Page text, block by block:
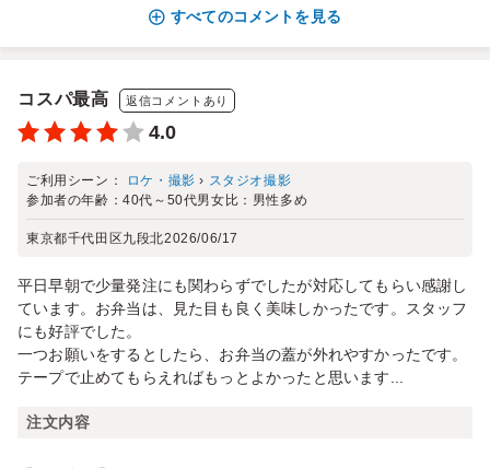
すべてのコメントを見る
コスパ最高 返信コメントあり
4.0
ご利用シーン： ロケ・撮影 › スタジオ撮影
参加者の年齢：40代～50代男女比： 男性多め
東京都千代田区九段北2026/06/17
平日早朝で少量発注にも関わらずでしたが対応してもらい感謝し
ています。お弁当は、見た目も良く美味しかったです。スタッフ
にも好評でした。
一つお願いをするとしたら、お弁当の蓋が外れやすかったです。
テープで止めてもらえればもっとよかったと思います...
注文内容